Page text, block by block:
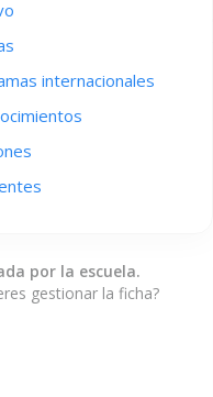
internacionales
por la escuela.
gestionar la ficha?